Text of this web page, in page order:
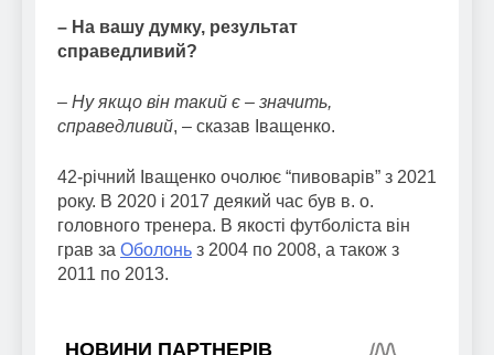
– На вашу думку, результат
справедливий?
– Ну якщо він такий є – значить,
справедливий, – сказав Іващенко.
42-річний Іващенко очолює “пивоварів” з 2021
року. В 2020 і 2017 деякий час був в. о.
головного тренера. В якості футболіста він
грав за Оболонь з 2004 по 2008, а також з
2011 по 2013.